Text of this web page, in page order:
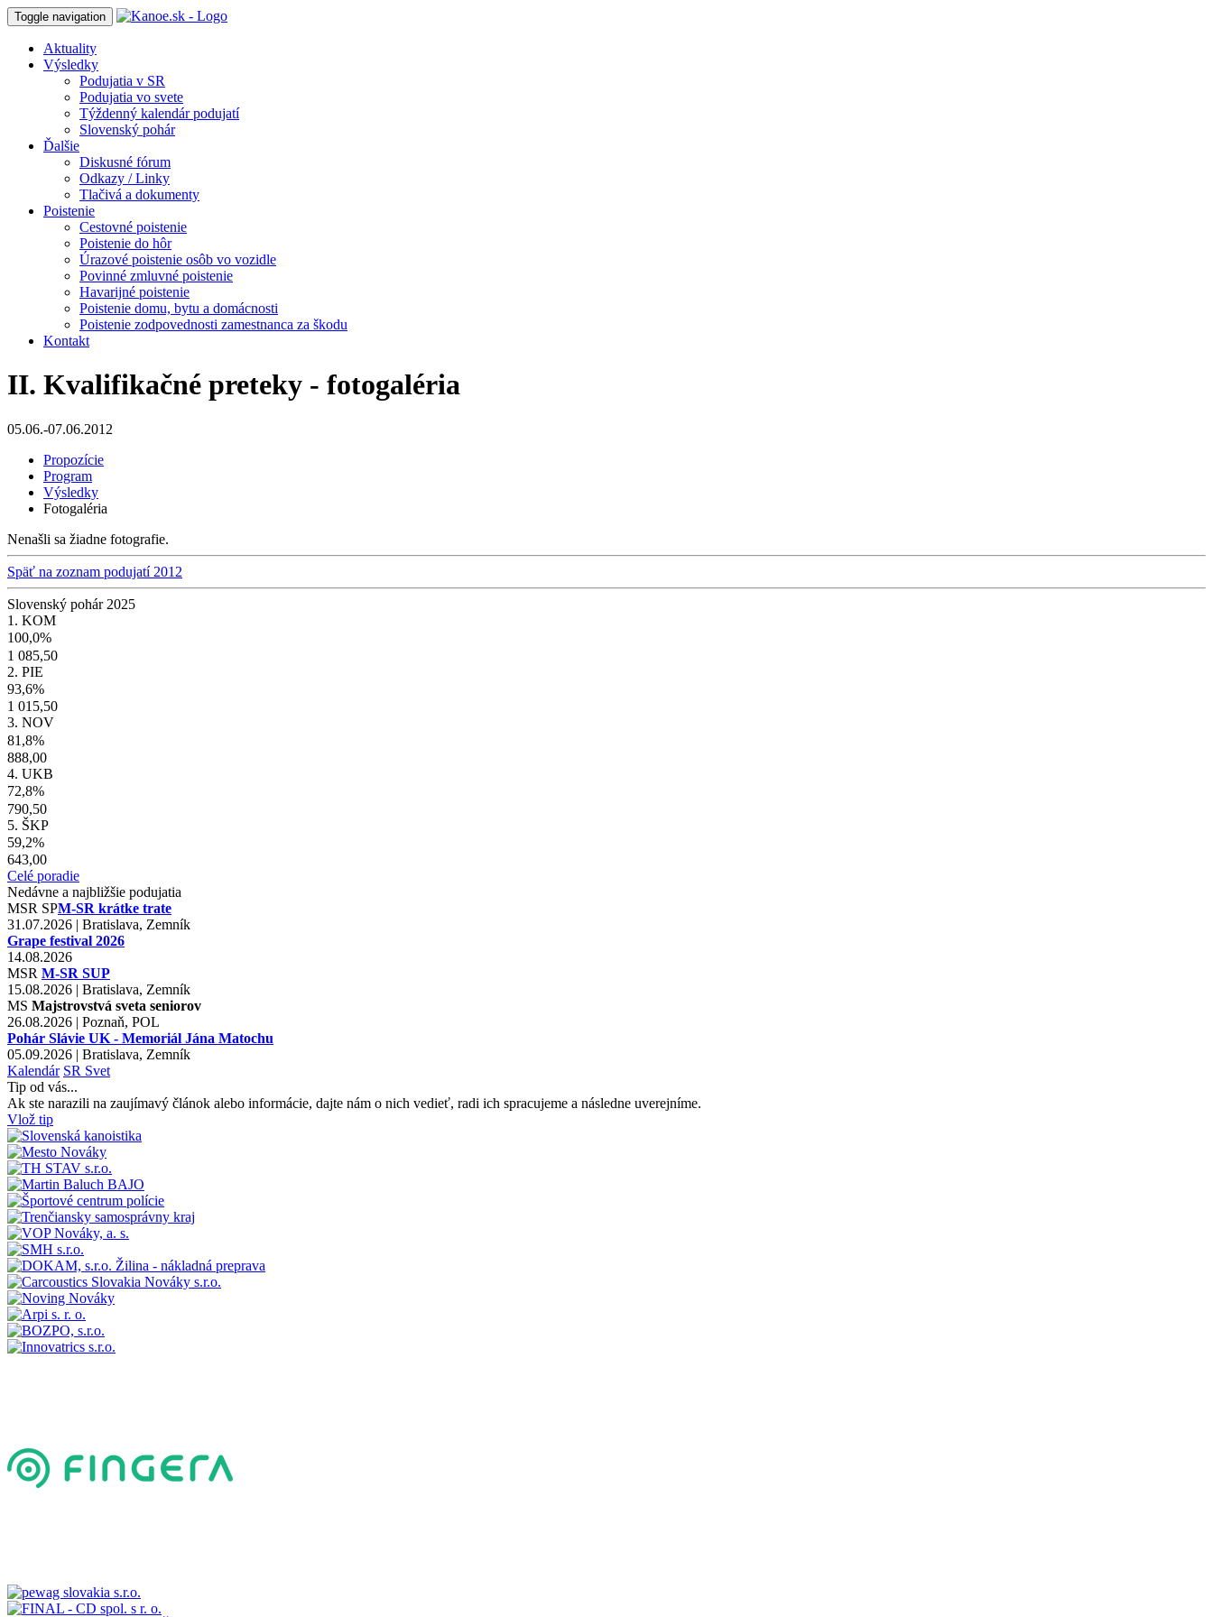
Toggle navigation
Aktuality
Výsledky
Podujatia v SR
Podujatia vo svete
Týždenný kalendár podujatí
Slovenský pohár
Ďalšie
Diskusné fórum
Odkazy / Linky
Tlačivá a dokumenty
Poistenie
Cestovné poistenie
Poistenie do hôr
Úrazové poistenie osôb vo vozidle
Povinné zmluvné poistenie
Havarijné poistenie
Poistenie domu, bytu a domácnosti
Poistenie zodpovednosti zamestnanca za škodu
Kontakt
II. Kvalifikačné preteky - fotogaléria
05.06.-07.06.2012
Propozície
Program
Výsledky
Fotogaléria
Nenašli sa žiadne fotografie.
Späť na zoznam podujatí 2012
Slovenský pohár 2025
1. KOM
100,0%
1 085,50
2. PIE
93,6%
1 015,50
3. NOV
81,8%
888,00
4. UKB
72,8%
790,50
5. ŠKP
59,2%
643,00
Celé poradie
Nedávne a najbližšie podujatia
MSR SPM-SR krátke trate
31.07.2026 | Bratislava, Zemník
Grape festival 2026
14.08.2026
MSR M-SR SUP
15.08.2026 | Bratislava, Zemník
MS Majstrovstvá sveta seniorov
26.08.2026 | Poznaň, POL
Pohár Slávie UK - Memoriál Jána Matochu
05.09.2026 | Bratislava, Zemník
Kalendár SR Svet
Tip od vás...
Ak ste narazili na zaujímavý článok alebo informácie, dajte nám o nich vedieť, radi ich spracujeme a následne uverejníme.
Vlož tip